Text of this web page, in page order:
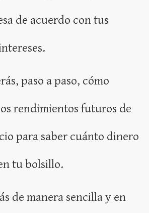
de acuerdo con tus
paso a paso, cómo
rendimientos futuros de
para saber cuánto dinero
tu bolsillo.
de manera sencilla y en